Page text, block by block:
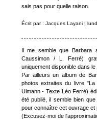
sais pas pour quelle raison.
Écrit par : Jacques Layani |
Il me semble que Barbara
Caussimon / L. Ferré)
uniquement disponible dans
Par ailleurs un album de
photos extraites du livre
Ulmann - Texte Léo Ferré)
été publié, il semble bien
pour connaître cet ouvrage et
(Excusez-moi de